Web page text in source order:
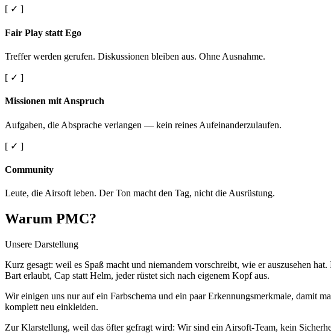
[ ✓ ]
Fair Play statt Ego
Treffer werden gerufen. Diskussionen bleiben aus. Ohne Ausnahme.
[ ✓ ]
Missionen mit Anspruch
Aufgaben, die Absprache verlangen — kein reines Aufeinanderzulaufen.
[ ✓ ]
Community
Leute, die Airsoft leben. Der Ton macht den Tag, nicht die Ausrüstung.
Warum PMC?
Unsere Darstellung
Kurz gesagt: weil es Spaß macht und niemandem vorschreibt, wie er auszusehen
Bart erlaubt, Cap statt Helm, jeder rüstet sich nach eigenem Kopf aus.
Wir einigen uns nur auf ein Farbschema und ein paar Erkennungsmerkmale, damit
komplett neu einkleiden.
Zur Klarstellung, weil das öfter gefragt wird: Wir sind ein Airsoft-Team, kein